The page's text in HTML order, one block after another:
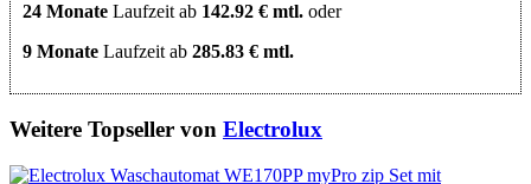
24 Monate Laufzeit ab 142.92 € mtl. oder
9 Monate Laufzeit ab 285.83 € mtl.
Weitere Topseller von Electrolux